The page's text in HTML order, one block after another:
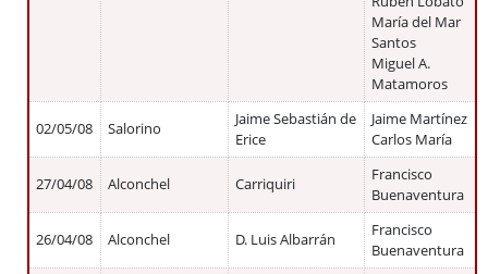
María del Mar
Santos
Miguel A.
Matamoros
02/05/08 Salorino
Jaime Sebastián de
Erice
Jaime Martínez
Carlos María
27/04/08 Alconchel Carriquiri
Francisco
Buenaventura
26/04/08 Alconchel D. Luis Albarrán
Francisco
Buenaventura